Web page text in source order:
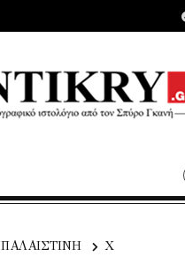
ΠΑΛΑΙΣΤΙΝΗ Χ